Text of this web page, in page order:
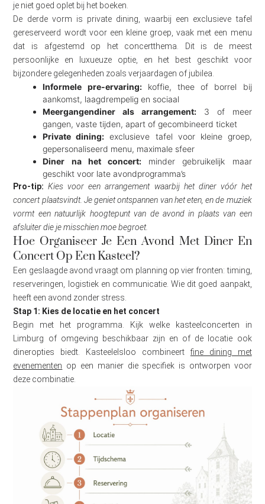
je niet goed oplet bij het boeken.
De derde vorm is private dining, waarbij een exclusieve tafel
gereserveerd wordt voor een kleine groep, vaak met een menu
dat is afgestemd op het concertthema. Dit is de meest
persoonlijke en luxueuze optie, en het best geschikt voor
bijzondere gelegenheden zoals verjaardagen of jubilea.
Informele pre-ervaring:koffie, thee of borrel bij
aankomst, laagdrempelig en sociaal
Meergangendiner als arrangement: 3 of meer
gangen, vaste tijden, apart of gecombineerd ticket
Private dining: exclusieve tafel voor kleine groep,
gepersonaliseerd menu, maximale sfeer
Diner na het concert: minder gebruikelijk maar
geschikt voor late avondprogramma’s
Pro-tip: Kies voor een arrangement waarbij het diner vóór het
concert plaatsvindt. Je geniet ontspannen van het eten, en de muziek
vormt een natuurlijk hoogtepunt van de avond in plaats van een
afsluiter die je misschien moe begroet.
Hoe Organiseer Je Een Avond Met Diner En
Concert Op Een Kasteel?
Een geslaagde avond vraagt om planning op vier fronten: timing,
reserveringen, logistiek en communicatie. Wie dit goed aanpakt,
heeft een avond zonder stress.
Stap 1: Kies de locatie en het concert
Begin met het programma. Kijk welke kasteelconcerten in
Limburg of omgeving beschikbaar zijn en of de locatie ook
dineropties biedt. Kasteelelsloo combineert fine dining met
evenementen op een manier die specifiek is ontworpen voor
deze combinatie.